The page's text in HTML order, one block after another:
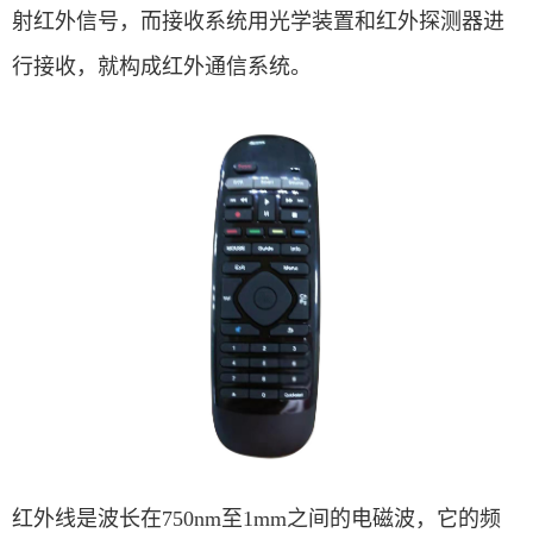
射红外信号，而接收系统用光学装置和红外探测器进
行接收，就构成红外通信系统。
红外线是波长在750nm至1mm之间的电磁波，它的频